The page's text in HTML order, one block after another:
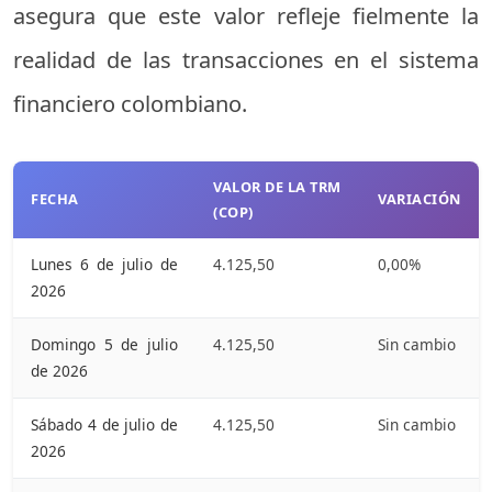
asegura que este valor refleje fielmente la
realidad de las transacciones en el sistema
financiero colombiano.
FECHA
VALOR DE LA TRM
(COP)
VARIACIÓN
Lunes 6 de julio de
2026
4.125,50 0,00%
Domingo 5 de julio
de 2026
4.125,50 Sin cambio
Sábado 4 de julio de
2026
4.125,50 Sin cambio